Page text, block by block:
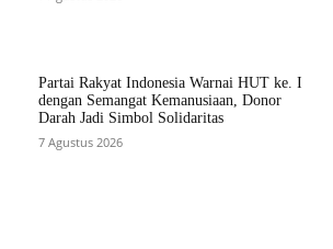
Partai Rakyat Indonesia Warnai HUT ke. I
dengan Semangat Kemanusiaan, Donor
Darah Jadi Simbol Solidaritas
7 Agustus 2026